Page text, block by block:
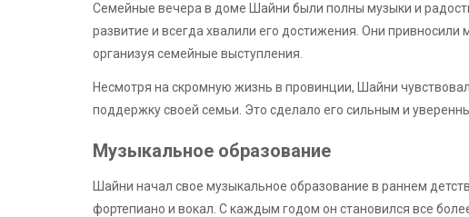
Семейные вечера в доме Шайни были полны музыки и
развитие и всегда хвалили его достижения. Они
организуя семейные выступления.
Несмотря на скромную жизнь в провинции, Шайни
поддержку своей семьи. Это сделало его сильным и
Музыкальное образование
Шайни начал свое музыкальное образование в раннем
фортепиано и вокал. С каждым годом он становился все